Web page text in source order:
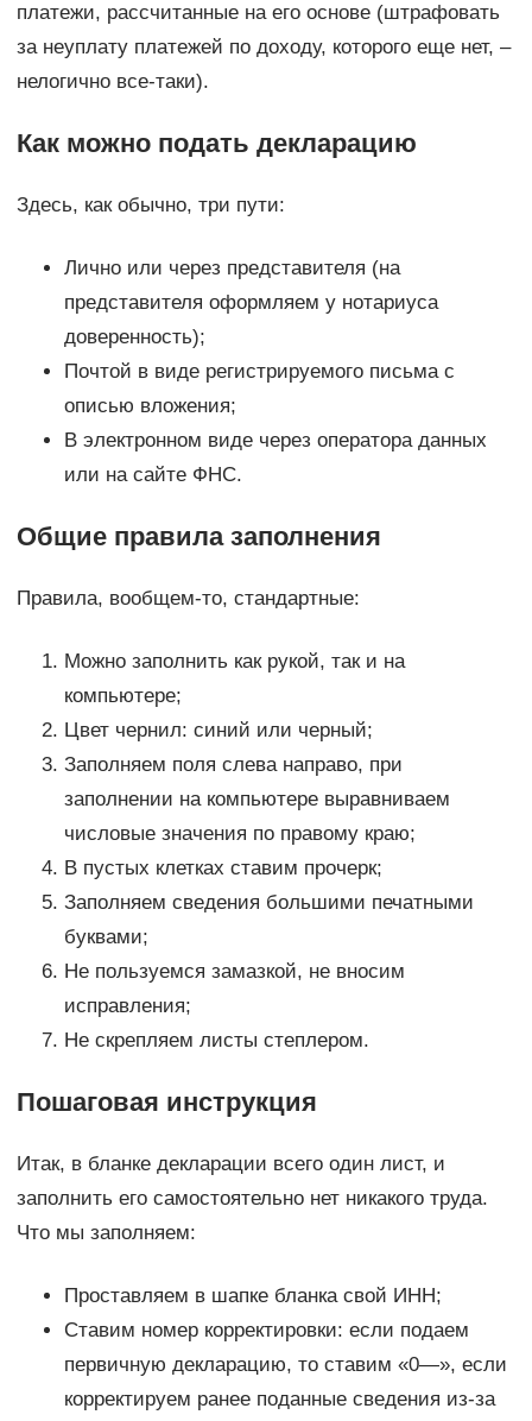
платежи, рассчитанные на его основе (штрафовать
за неуплату платежей по доходу, которого еще нет, –
нелогично все-таки).
Как можно подать декларацию
Здесь, как обычно, три пути:
Лично или через представителя (на
представителя оформляем у нотариуса
доверенность);
Почтой в виде регистрируемого письма с
описью вложения;
В электронном виде через оператора данных
или на сайте ФНС.
Общие правила заполнения
Правила, вообщем-то, стандартные:
Можно заполнить как рукой, так и на
компьютере;
Цвет чернил: синий или черный;
Заполняем поля слева направо, при
заполнении на компьютере выравниваем
числовые значения по правому краю;
В пустых клетках ставим прочерк;
Заполняем сведения большими печатными
буквами;
Не пользуемся замазкой, не вносим
исправления;
Не скрепляем листы степлером.
Пошаговая инструкция
Итак, в бланке декларации всего один лист, и
заполнить его самостоятельно нет никакого труда.
Что мы заполняем:
Проставляем в шапке бланка свой ИНН;
Ставим номер корректировки: если подаем
первичную декларацию, то ставим «0—», если
корректируем ранее поданные сведения из-за